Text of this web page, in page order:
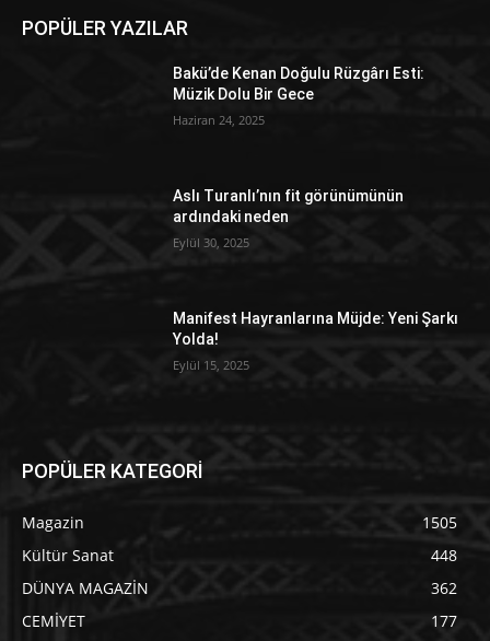
POPÜLER YAZILAR
Bakü’de Kenan Doğulu Rüzgârı Esti:
Müzik Dolu Bir Gece
Haziran 24, 2025
Aslı Turanlı’nın fit görünümünün
ardındaki neden
Eylül 30, 2025
Manifest Hayranlarına Müjde: Yeni Şarkı
Yolda!
Eylül 15, 2025
POPÜLER KATEGORİ
Magazin
1505
Kültür Sanat
448
DÜNYA MAGAZİN
362
CEMİYET
177